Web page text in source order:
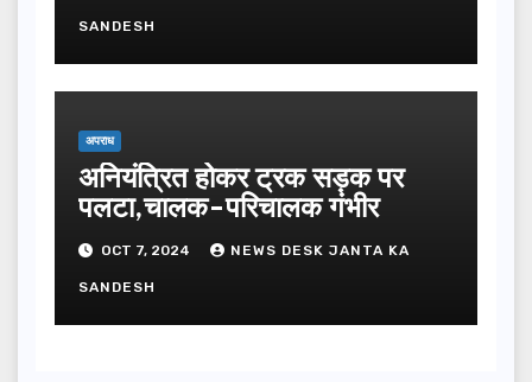
SANDESH
अपराध
अनियंत्रित होकर ट्रक सड़क पर
पलटा,चालक-परिचालक गंभीर
OCT 7, 2024 NEWS DESK JANTA KA
SANDESH